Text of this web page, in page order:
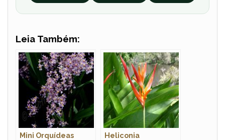
Leia Também:
Mini Orquídeas
Heliconia